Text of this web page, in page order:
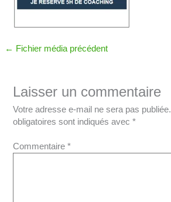
← Fichier média précédent
Laisser un commentaire
Votre adresse e-mail ne sera pas publiée.
obligatoires sont indiqués avec*
Commentaire*